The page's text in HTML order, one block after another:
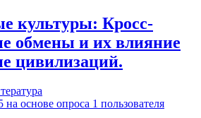
культуры: Кросс-
обмены и их влияние
цивилизаций.
на основе опроса 1 пользователя